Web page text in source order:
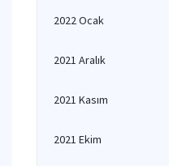
2022 Ocak
2021 Aralık
2021 Kasım
2021 Ekim